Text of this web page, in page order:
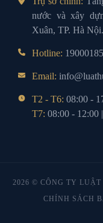
nước và xây
Xuân, TP. Hà Nội.
Hotline: 19000185
Email:
T2 - T6: 08:00 -
T7: 08:00 - 12:00
CHÍNH SÁCH
2026 © CÔNG TY LUẬT